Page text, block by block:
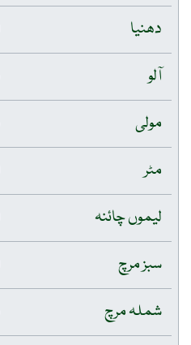
دھنیا
آلو
مولی
مٹر
لیموں چائنہ
سبز مرچ
شملہ مرچ